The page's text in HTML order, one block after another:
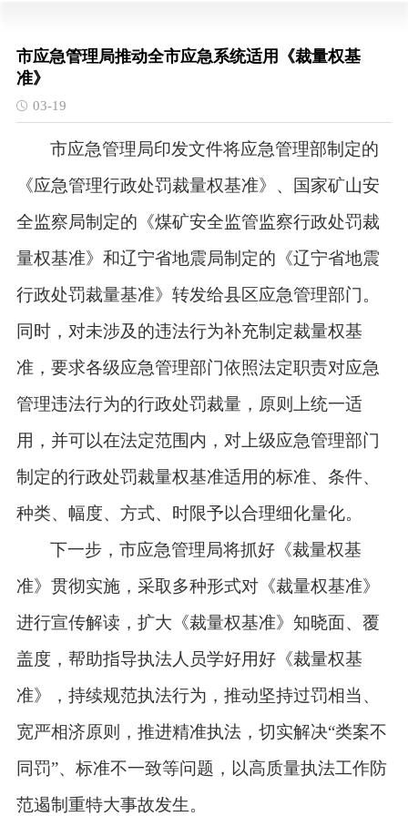
市应急管理局推动全市应急系统适用《裁量权基
准》
03-19
市应急管理局印发文件将应急管理部制定的
《应急管理行政处罚裁量权基准》、国家矿山安
全监察局制定的《煤矿安全监管监察行政处罚裁
量权基准》和辽宁省地震局制定的《辽宁省地震
行政处罚裁量基准》转发给县区应急管理部门。
同时，对未涉及的违法行为补充制定裁量权基
准，要求各级应急管理部门依照法定职责对应急
管理违法行为的行政处罚裁量，原则上统一适
用，并可以在法定范围内，对上级应急管理部门
制定的行政处罚裁量权基准适用的标准、条件、
种类、幅度、方式、时限予以合理细化量化。
下一步，市应急管理局将抓好《裁量权基
准》贯彻实施，采取多种形式对《裁量权基准》
进行宣传解读，扩大《裁量权基准》知晓面、覆
盖度，帮助指导执法人员学好用好《裁量权基
准》，持续规范执法行为，推动坚持过罚相当、
宽严相济原则，推进精准执法，切实解决“类案不
同罚”、标准不一致等问题，以高质量执法工作防
范遏制重特大事故发生。